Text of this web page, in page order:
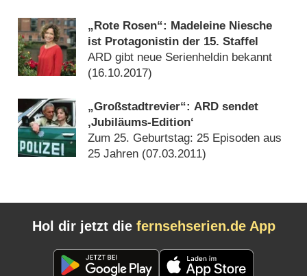
„Rote Rosen“: Madeleine Niesche
ist Protagonistin der 15. Staffel
ARD gibt neue Serienheldin bekannt
(16.10.2017)
„Großstadtrevier“: ARD sendet
‚Jubiläums-Edition‘
Zum 25. Geburtstag: 25 Episoden aus
25 Jahren (07.03.2011)
Hol dir jetzt die fernsehserien.de App